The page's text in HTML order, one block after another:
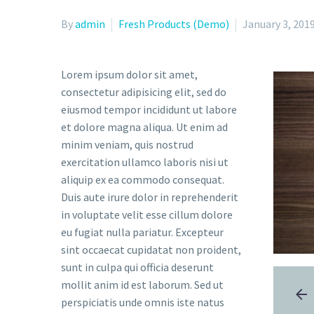
Byadmin Fresh Products (Demo) January 3,
Lorem ipsum dolor sit amet,
consectetur adipisicing elit, sed do
eiusmod tempor incididunt ut labore
et dolore magna aliqua. Ut enim ad
minim veniam, quis nostrud
exercitation ullamco laboris nisi ut
aliquip ex ea commodo consequat.
Duis aute irure dolor in reprehenderit
in voluptate velit esse cillum dolore
eu fugiat nulla pariatur. Excepteur
sint occaecat cupidatat non proident,
sunt in culpa qui officia deserunt
mollit anim id est laborum. Sed ut
perspiciatis unde omnis iste natus